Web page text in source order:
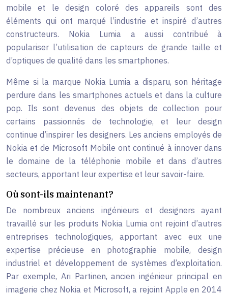
mobile et le design coloré des appareils sont des
éléments qui ont marqué l’industrie et inspiré d’autres
constructeurs. Nokia Lumia a aussi contribué à
populariser l’utilisation de capteurs de grande taille et
d’optiques de qualité dans les smartphones.
Même si la marque Nokia Lumia a disparu, son héritage
perdure dans les smartphones actuels et dans la culture
pop. Ils sont devenus des objets de collection pour
certains passionnés de technologie, et leur design
continue d’inspirer les designers. Les anciens employés de
Nokia et de Microsoft Mobile ont continué à innover dans
le domaine de la téléphonie mobile et dans d’autres
secteurs, apportant leur expertise et leur savoir-faire.
Où sont-ils maintenant?
De nombreux anciens ingénieurs et designers ayant
travaillé sur les produits Nokia Lumia ont rejoint d’autres
entreprises technologiques, apportant avec eux une
expertise précieuse en photographie mobile, design
industriel et développement de systèmes d’exploitation.
Par exemple, Ari Partinen, ancien ingénieur principal en
imagerie chez Nokia et Microsoft, a rejoint Apple en 2014